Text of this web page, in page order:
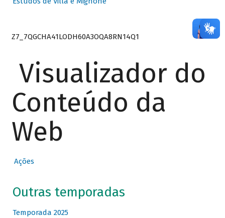
Z7_7QGCHA41LODH60A3OQA8RN14Q1
Visualizador do
Conteúdo da
Web
Ações
Outras temporadas
Temporada 2025